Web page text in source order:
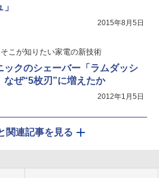
2015年8月5日
そこが知りたい家電の新技術
ックのシェーバー「ラムダッシ
なぜ“5枚刃”に増えたか
2012年1月5日
関連記事を見る